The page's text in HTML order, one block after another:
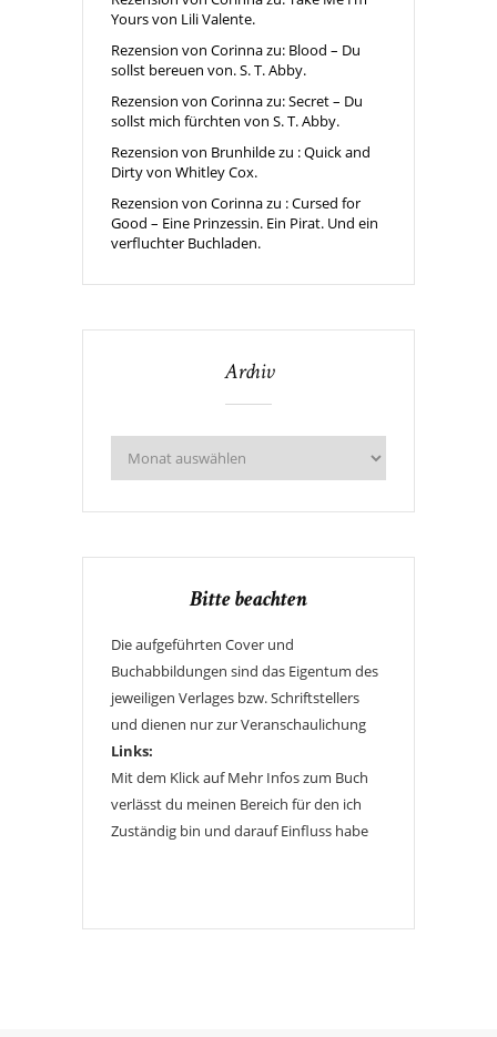
Yours von Lili Valente.
Rezension von Corinna zu: Blood – Du
sollst bereuen von. S. T. Abby.
Rezension von Corinna zu: Secret – Du
sollst mich fürchten von S. T. Abby.
Rezension von Brunhilde zu : Quick and
Dirty von Whitley Cox.
Rezension von Corinna zu : Cursed for
Good – Eine Prinzessin. Ein Pirat. Und ein
verfluchter Buchladen.
Archiv
Bitte beachten
Die aufgeführten Cover und
Buchabbildungen sind das Eigentum des
jeweiligen Verlages bzw. Schriftstellers
und dienen nur zur Veranschaulichung
Links:
Mit dem Klick auf Mehr Infos zum Buch
verlässt du meinen Bereich für den ich
Zuständig bin und darauf Einfluss habe